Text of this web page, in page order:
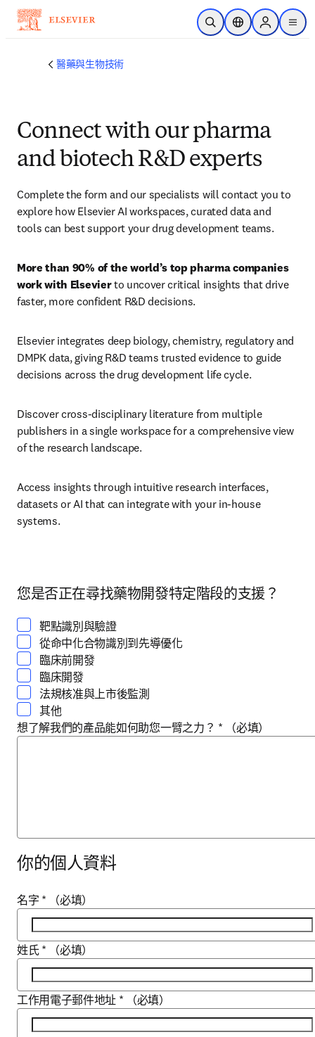
跳到主要內容
公開搜尋位置選擇器Sign in to
menu
醫藥與生物技術
Connect with our pharma
and biotech R&D experts
Complete the form and our specialists will contact you to
explore how Elsevier AI workspaces, curated data and
tools can best support your drug development teams.
More than 90% of the world’s top pharma companies
work with Elsevier to uncover critical insights that drive
faster, more confident R&D decisions.
Elsevier integrates deep biology, chemistry, regulatory and
DMPK data, giving R&D teams trusted evidence to guide
decisions across the drug development life cycle.
Discover cross-disciplinary literature from multiple
publishers in a single workspace for a comprehensive view
of the research landscape.
Access insights through intuitive research interfaces,
datasets or AI that can integrate with your in-house
systems.
您是否正在尋找藥物開發特定階段的支援？
靶點識別與驗證
從命中化合物識別到先導優化
臨床前開發
臨床開發
法規核准與上市後監測
其他
想了解我們的產品能如何助您一臂之力？ * （必填）
你的個人資料
名字 * （必填）
姓氏 * （必填）
工作用電子郵件地址 * （必填）